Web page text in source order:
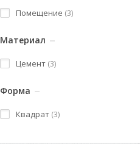
Помещение (3)
Материал
Цемент (3)
Форма
Квадрат (3)